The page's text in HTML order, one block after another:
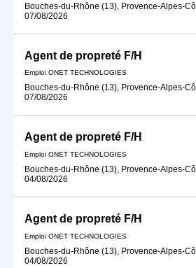
Bouches-du-Rhône (13), Provence-Alpes-
07/08/2026
Agent de propreté F/H
Emploi ONET TECHNOLOGIES
Bouches-du-Rhône (13), Provence-Alpes-
07/08/2026
Agent de propreté F/H
Emploi ONET TECHNOLOGIES
Bouches-du-Rhône (13), Provence-Alpes-
04/08/2026
Agent de propreté F/H
Emploi ONET TECHNOLOGIES
Bouches-du-Rhône (13), Provence-Alpes-
04/08/2026